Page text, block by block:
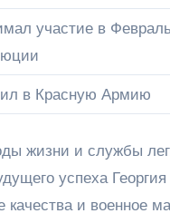
участие в
в Красную Армию
жизни и службы
успеха
качества и военное